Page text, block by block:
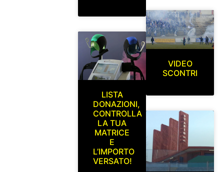
LISTA
DONAZIONI,
CONTROLLA
LA TUA
MATRICE
E
L’IMPORTO
VERSATO!
VIDEO
SCONTRI